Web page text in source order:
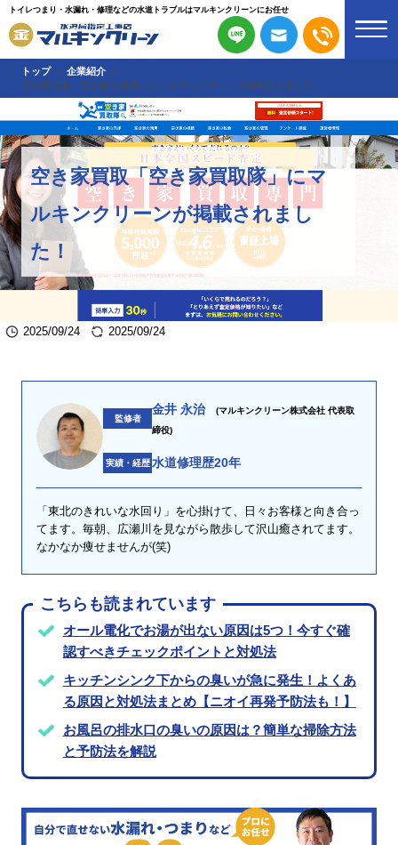
トイレつまり・水漏れ・修理などの水道トラブルはマルキンクリーンにお任せ
トップ
企業紹介
空き家買取「空き家買取隊」にマルキンクリーンが掲載されました！
空き家買取「空き家買取隊」にマ
ルキンクリーンが掲載されまし
た！
2025/09/24 2025/09/24
監修者
金井 永治
(マルキンクリーン株式会社 代表取
締役)
実績・経歴 水道修理歴20年
「東北のきれいな水回り」を心掛けて、日々お客様と向き合っ
てます。毎朝、広瀬川を見ながら散歩して沢山癒されてます。
なかなか痩せませんが(笑)
こちらも読まれています
オール電化でお湯が出ない原因は5つ！今すぐ確
認すべきチェックポイントと対処法
キッチンシンク下からの臭いが急に発生！よくあ
る原因と対処法まとめ【ニオイ再発予防法も！】
お風呂の排水口の臭いの原因は？簡単な掃除方法
と予防法を解説